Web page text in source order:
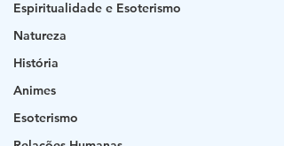
Espiritualidade e Esoterismo
Natureza
História
Animes
Esoterismo